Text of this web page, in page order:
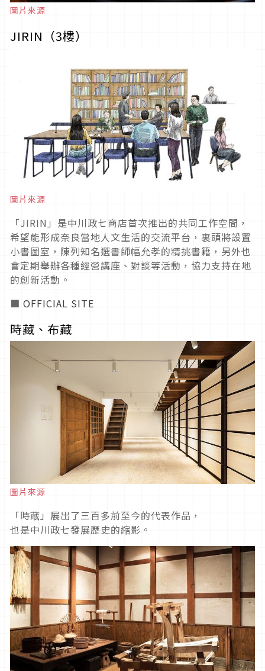
圖片來源
JIRIN（3樓）
圖片來源
「JIRIN」是中川政七商店首次推出的共同工作空間，
希望能形成奈良當地人文生活的交流平台，裏頭將設置
小書圖室，陳列知名選書師幅允孝的精挑書籍，另外也
會定期舉辦各種經營講座、對談等活動，協力支持在地
的創新活動。
■ OFFICIAL SITE
時藏、布藏
圖片來源
「時蔵」展出了三百多前至今的代表作品，
也是中川政七發展歷史的縮影。